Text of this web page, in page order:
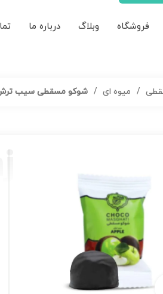
فروشگاه وبلاگ درباره ما
میوه ای شوکو مسقطی سیب ترش 1 کیلوگرمی –
برای بزرگنمایی کلیک کنید